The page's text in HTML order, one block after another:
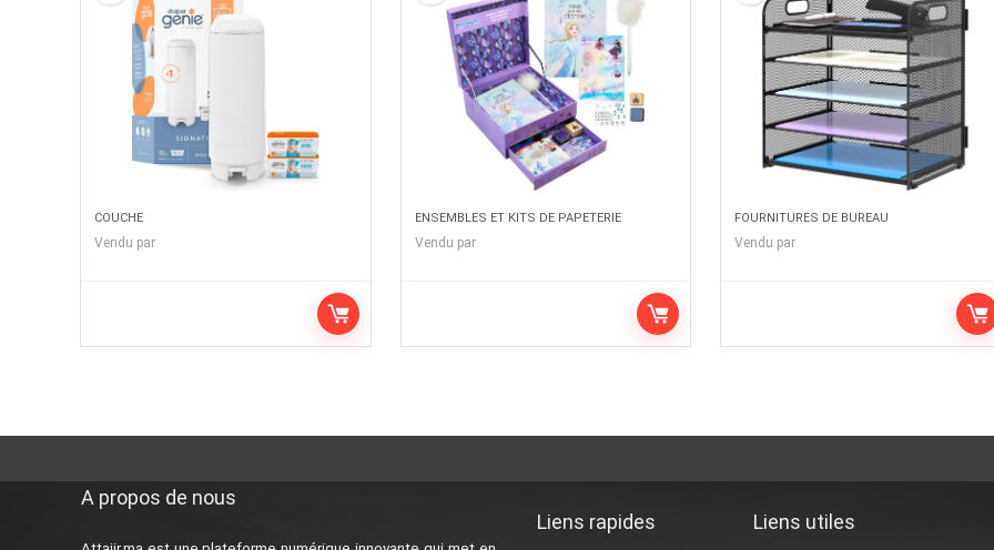
COUCHE
Vendu par
ENSEMBLES ET KITS DE PAPETERIE
Vendu par
FOURNITURES DE BUREAU
Vendu par
A propos de nous
Liens rapides Liens utiles